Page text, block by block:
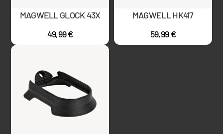
MAGWELL GLOCK 43X
49,99€
MAGWELL HK417
59,99€